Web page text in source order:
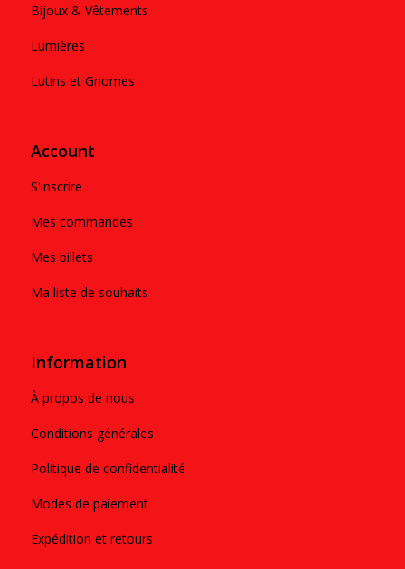
Bijoux & Vêtements
Lumières
Lutins et Gnomes
Account
S'inscrire
Mes commandes
Mes billets
Ma liste de souhaits
Information
À propos de nous
Conditions générales
Politique de confidentialité
Modes de paiement
Expédition et retours